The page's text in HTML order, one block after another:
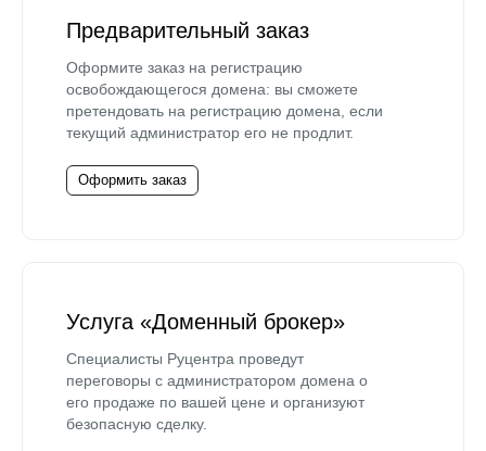
Предварительный заказ
Оформите заказ на регистрацию
освобождающегося домена: вы сможете
претендовать на регистрацию домена, если
текущий администратор его не продлит.
Оформить заказ
Услуга «Доменный брокер»
Специалисты Руцентра проведут
переговоры с администратором домена о
его продаже по вашей цене и организуют
безопасную сделку.